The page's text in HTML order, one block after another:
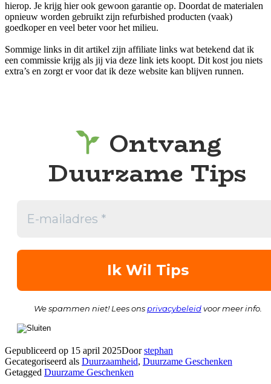
hierop. Je krijg hier ook gewoon garantie op. Doordat de materialen
opnieuw worden gebruikt zijn refurbished producten (vaak)
goedkoper en veel beter voor het milieu.
Sommige links in dit artikel zijn affiliate links wat betekend dat ik
een commissie krijg als jij via deze link iets koopt. Dit kost jou niets
extra’s en zorgt er voor dat ik deze website kan blijven runnen.
Ontvang
Duurzame Tips
We spammen niet! Lees ons privacybeleidvoor meer info.
Gepubliceerd op 15 april 2025Doorstephan
Gecategoriseerd als Duurzaamheid, Duurzame Geschenken
Getagged Duurzame Geschenken